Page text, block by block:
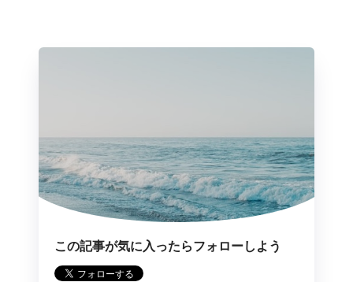
この記事が気に入ったらフォローしよう